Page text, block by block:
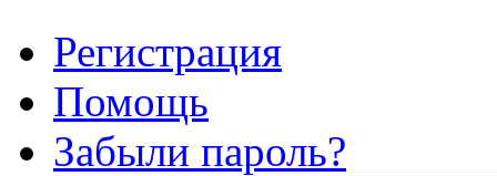
Регистрация
Помощь
Забыли пароль?